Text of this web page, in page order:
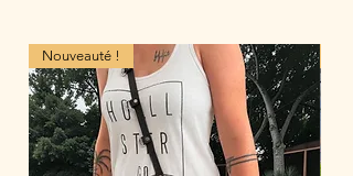
Nouveauté !